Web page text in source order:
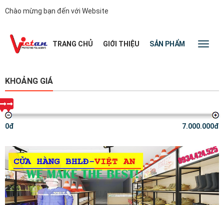
Chào mừng bạn đến với Website
TRANG CHỦ GIỚI THIỆU SẢN PHẨM TIN TỨC
KHOẢNG GIÁ
0đ 7.000.000đ